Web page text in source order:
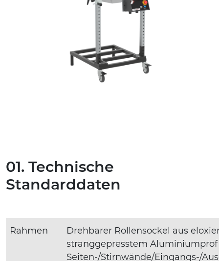
01. Technische
Standarddaten
Rahmen
Drehbarer Rollensockel aus
stranggepresstem
Seiten-/Stirnwände/Eingangs-/